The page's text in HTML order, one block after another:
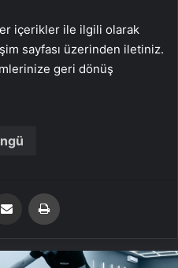
içerikler ile ilgili olarak
sayfası üzerinden iletiniz.
geri dönüş
Email'den paylaş